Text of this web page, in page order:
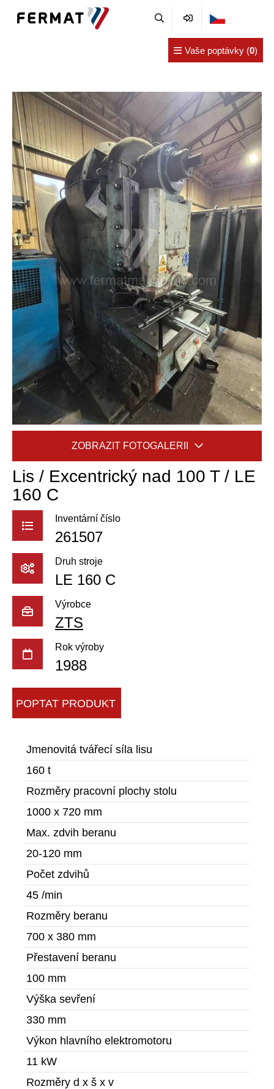
Vaše poptávky (0)
Lis / Excentrický nad 100 T / LE
160 C
Inventární číslo
261507
Druh stroje
LE 160 C
Výrobce
ZTS
Rok výroby
1988
POPTAT PRODUKT
Jmenovitá tvářecí síla lisu
160 t
Rozměry pracovní plochy stolu
1000 x 720 mm
Max. zdvih beranu
20-120 mm
Počet zdvihů
45 /min
Rozměry beranu
700 x 380 mm
Přestavení beranu
100 mm
Výška sevření
330 mm
Výkon hlavního elektromotoru
11 kW
Rozměry d x š x v